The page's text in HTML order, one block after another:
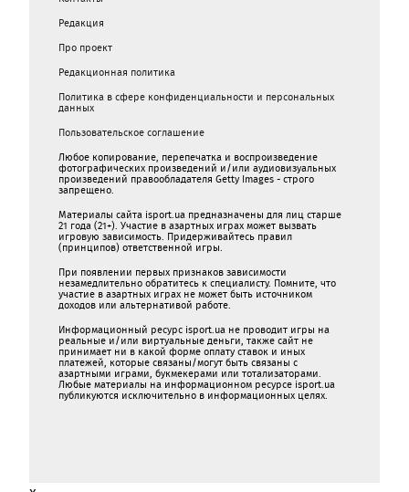
Редакция
Про проект
Редакционная политика
Политика в сфере конфиденциальности и персональных
данных
Пользовательское соглашение
Любое копирование, перепечатка и воспроизведение
фотографических произведений и/или аудиовизуальных
произведений правообладателя Getty Images - строго
запрещено.
Материалы сайта isport.ua предназначены для лиц старше
21 года (21+). Участие в азартных играх может вызвать
игровую зависимость. Придерживайтесь правил
(принципов) ответственной игры.
При появлении первых признаков зависимости
незамедлительно обратитесь к специалисту. Помните, что
участие в азартных играх не может быть источником
доходов или альтернативой работе.
Информационный ресурс isport.ua не проводит игры на
реальные и/или виртуальные деньги, также сайт не
принимает ни в какой форме oплaту ставок и иных
платежей, которые связаны/могут быть связаны c
азартными игрaми, букмекерами или тотализаторами.
Любые материалы на информационном ресурсе isport.ua
публикуютcя исключительно в информационных целях.